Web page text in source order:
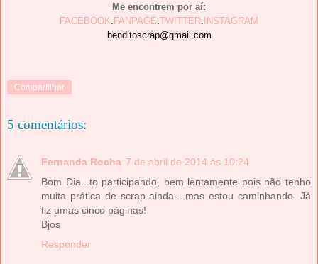
Me encontrem por aí:
FACEBOOK FANPAGE TWITTER
INSTAGRAM
benditoscrap@gmail.com
Compartilhar
5 comentários:
Fernanda Rocha 7 de abril de 2014 às 10:24
Bom Dia...to participando, bem lentamente pois não tenho
muita prática de scrap ainda....mas estou caminhando. Já
fiz umas cinco páginas!
Bjos
Responder